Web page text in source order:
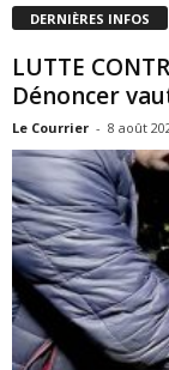
DERNIÈRES INFOS
LUTTE
Dénoncer
Le Courrier - 8 août